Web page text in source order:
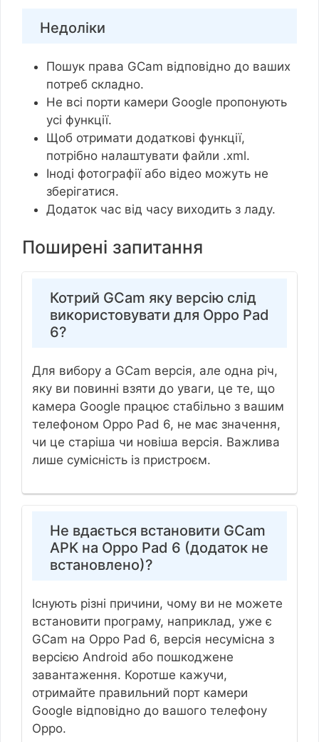
Недоліки
Пошук права GCam відповідно до ваших
потреб складно.
Не всі порти камери Google пропонують
усі функції.
Щоб отримати додаткові функції,
потрібно налаштувати файли .xml.
Іноді фотографії або відео можуть не
зберігатися.
Додаток час від часу виходить з ладу.
Поширені запитання
Котрий GCam яку версію слід
використовувати для Oppo Pad
6?
Для вибору a GCam версія, але одна річ,
яку ви повинні взяти до уваги, це те, що
камера Google працює стабільно з вашим
телефоном Oppo Pad 6, не має значення,
чи це старіша чи новіша версія. Важлива
лише сумісність із пристроєм.
Не вдається встановити GCam
APK на Oppo Pad 6 (додаток не
встановлено)?
Існують різні причини, чому ви не можете
встановити програму, наприклад, уже є
GCam на Oppo Pad 6, версія несумісна з
версією Android або пошкоджене
завантаження. Коротше кажучи,
отримайте правильний порт камери
Google відповідно до вашого телефону
Oppo.